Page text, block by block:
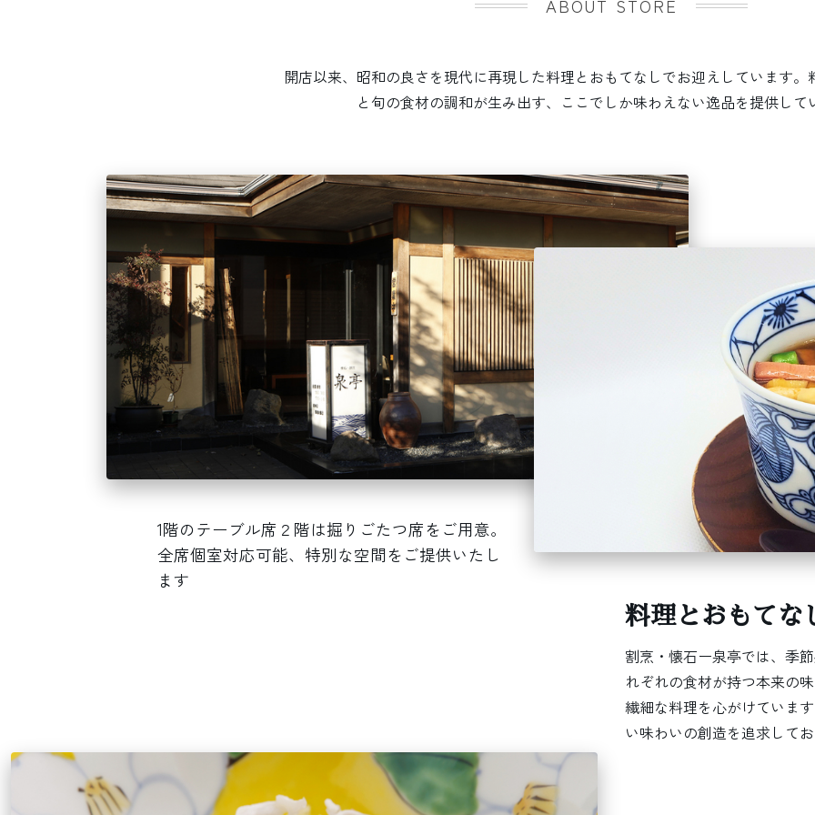
ABOUT STORE
開店以来、昭和の良さを現代に再現した料理とおもてなしでお迎えしています。
と旬の食材の調和が生み出す、ここでしか味わえない逸品を提供して
1階のテーブル席２階は掘りごたつ席をご用意。
全席個室対応可能、特別な空間をご提供いたし
ます
料理とおもてな
割烹・懐石ー泉亭では、季
れぞれの食材が持つ本来の
繊細な料理を心がけていま
い味わいの創造を追求して